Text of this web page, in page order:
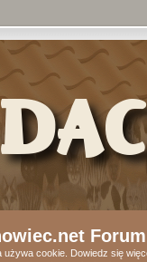
używa cookie. Dowiedz się